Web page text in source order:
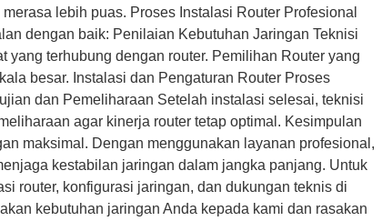
lebih puas. Proses Instalasi Router Profesional
dengan baik: Penilaian Kebutuhan Jaringan Teknisi
terhubung dengan router. Pemilihan Router yang
besar. Instalasi dan Pengaturan Router Proses
dan Pemeliharaan Setelah instalasi selesai, teknisi
agar kinerja router tetap optimal. Kesimpulan
maksimal. Dengan menggunakan layanan profesional,
kestabilan jaringan dalam jangka panjang. Untuk
router, konfigurasi jaringan, dan dukungan teknis di
kebutuhan jaringan Anda kepada kami dan rasakan